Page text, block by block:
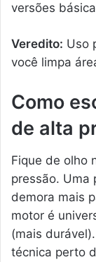
versões
Veredito: Uso
você limpa
Como
de alta
Fique de olho
pressão. Uma
demora mais
motor é
(mais
técnica perto